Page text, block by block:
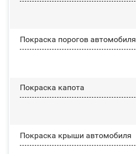
Покраска порогов автомобиля
Покраска капота
Покраска крыши автомобиля